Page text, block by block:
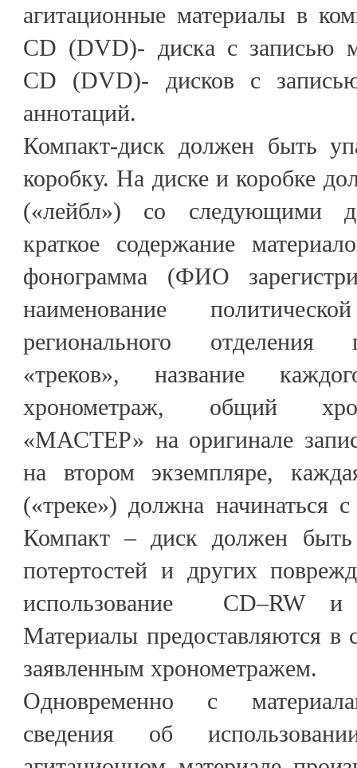
агитационные материалы в
CD (DVD)- диска с записью
CD (DVD)- дисков с
аннотаций.
Компакт-диск должен быть
коробку. На диске и коробке
(«лейбл») со следующими
краткое содержание
фонограмма (ФИО
наименование
регионального отделения
«треков», название
хронометраж, общий
«МАСТЕР» на оригинале
на втором экземпляре,
(«треке») должна начинаться
Компакт – диск должен
потертостей и других
использование CD–RW
Материалы предоставляются в
заявленным хронометражем.
Одновременно с
сведения об